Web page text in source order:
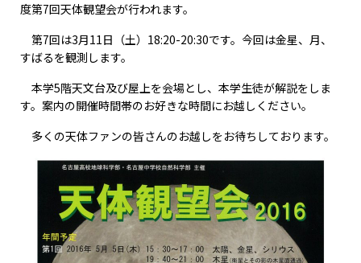
度第7回天体観望会が行われます。
第7回は3月11日（土）18:20-20:30です。今回は金星、月、
すばるを観測します。
本学5階天文台及び屋上を会場とし、本学生徒が解説をしま
す。案内の開催時間帯のお好きな時間にお越しください。
多くの天体ファンの皆さんのお越しをお待ちしております。